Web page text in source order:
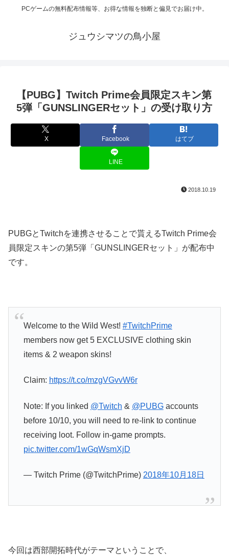
PCゲームの無料配布情報等、お得な情報を独断と偏見でお届け中。
ジュウシマツの鳥小屋
【PUBG】Twitch Prime会員限定スキン第
5弾「GUNSLINGERセット」の受け取り方
X Facebook はてブ
LINE
2018.10.19
PUBGとTwitchを連携させることで貰えるTwitch Prime会
員限定スキンの第5弾「GUNSLINGERセット」が配布中
です。
Welcome to the Wild West! #TwitchPrime
members now get 5 EXCLUSIVE clothing skin
items & 2 weapon skins!
Claim: https://t.co/mzgVGvvW6r
Note: If you linked @Twitch & @PUBGaccounts
before 10/10, you will need to re-link to continue
receiving loot. Follow in-game prompts.
pic.twitter.com/1wGqWsmXjD
— Twitch Prime (@TwitchPrime) 2018年10月18日
今回は西部開拓時代がテーマということで、